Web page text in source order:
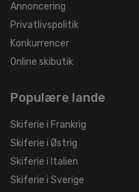
Annoncering
Privatlivspolitik
Konkurrencer
Online skibutik
Populære lande
Skiferie i Frankrig
Skiferie i Østrig
Skiferie i Italien
Skiferie i Sverige